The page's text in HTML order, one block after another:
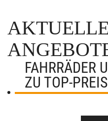
AKTUELLE
FAHRRÄDER
ZU TOP-